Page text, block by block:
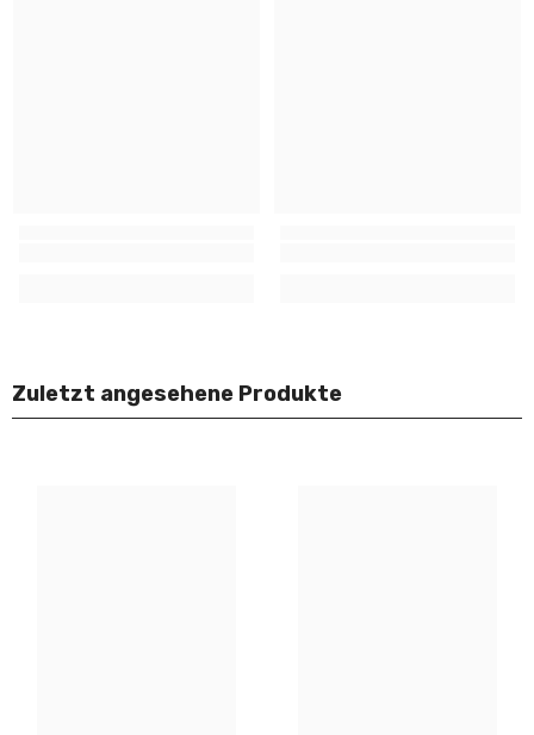
Zuletzt angesehene Produkte